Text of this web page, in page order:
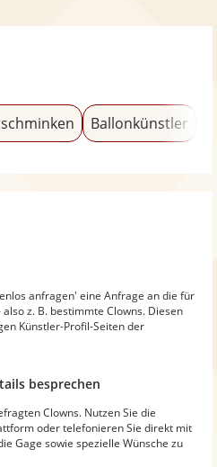
Ballonkünstler
anfragen' eine Anfrage an die für
z. B. bestimmte Clowns. Diesen
Künstler-Profil-Seiten der
besprechen
Clowns. Nutzen Sie die
oder telefonieren Sie direkt mit
Gage sowie spezielle Wünsche zu